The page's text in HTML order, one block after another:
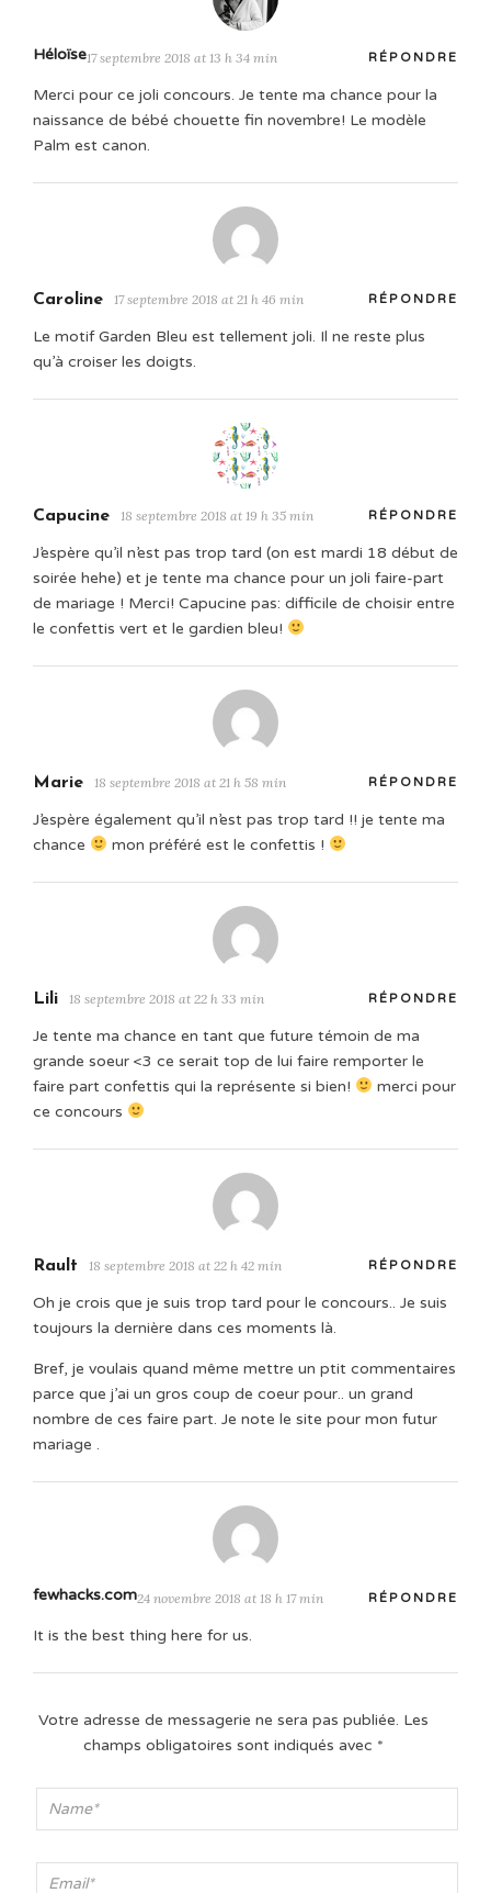
Héloïse17 septembre 2018 at 13 h 34 min RÉPONDRE
Merci pour ce joli concours. Je tente ma chance pour la
naissance de bébé chouette fin novembre! Le modèle
Palm est canon.
Caroline 17 septembre 2018 at 21 h 46 min RÉPONDRE
Le motif Garden Bleu est tellement joli. Il ne reste plus
qu’à croiser les doigts.
Capucine 18 septembre 2018 at 19 h 35 min RÉPONDRE
J’espère qu’il n’est pas trop tard (on est mardi 18 début de
soirée hehe) et je tente ma chance pour un joli faire-part
de mariage ! Merci! Capucine pas: difficile de choisir entre
le confettis vert et le gardien bleu!
Marie 18 septembre 2018 at 21 h 58 min RÉPONDRE
J’espère également qu’il n’est pas trop tard !! je tente ma
chance
mon préféré est le confettis !
Lili 18 septembre 2018 at 22 h 33 min RÉPONDRE
Je tente ma chance en tant que future témoin de ma
grande soeur <3 ce serait top de lui faire remporter le
faire part confettis qui la représente si bien!
merci pour
ce concours
Rault 18 septembre 2018 at 22 h 42 min RÉPONDRE
Oh je crois que je suis trop tard pour le concours.. Je suis
toujours la dernière dans ces moments là.
Bref, je voulais quand même mettre un ptit commentaires
parce que j’ai un gros coup de coeur pour.. un grand
nombre de ces faire part. Je note le site pour mon futur
mariage .
fewhacks.com24 novembre 2018 at 18 h 17 min RÉPONDRE
It is the best thing here for us.
Votre adresse de messagerie ne sera pas publiée. Les
champs obligatoires sont indiqués avec *